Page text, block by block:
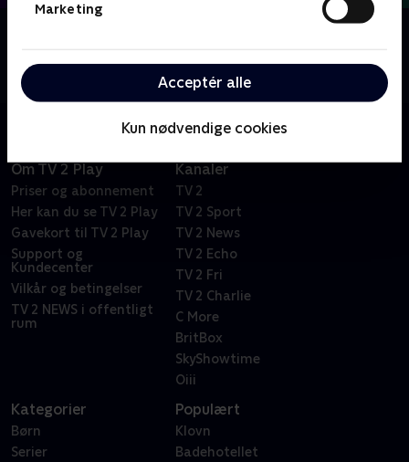
Marketing
Acceptér alle
Kun nødvendige cookies
USA og Canada.
Om TV 2 Play
Priser og abonnement
Her kan du se TV 2 Play
Gavekort til TV 2 Play
Support og
Kundecenter
Vilkår og betingelser
TV 2 NEWS i offentligt
rum
Kanaler
TV 2
TV 2 Sport
TV 2 News
TV 2 Echo
TV 2 Fri
TV 2 Charlie
C More
BritBox
SkyShowtime
Oiii
Kategorier
Børn
Serier
Populært
Klovn
Badehotellet